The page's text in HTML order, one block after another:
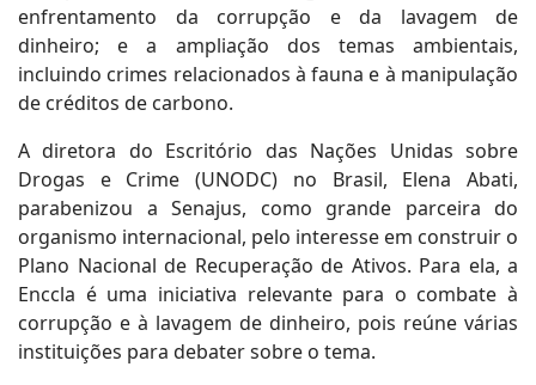
enfrentamento da corrupção e da lavagem de
dinheiro; e a ampliação dos temas ambientais,
incluindo crimes relacionados à fauna e à manipulação
de créditos de carbono.
A diretora do Escritório das Nações Unidas sobre
Drogas e Crime (UNODC) no Brasil, Elena Abati,
parabenizou a Senajus, como grande parceira do
organismo internacional, pelo interesse em construir o
Plano Nacional de Recuperação de Ativos. Para ela, a
Enccla é uma iniciativa relevante para o combate à
corrupção e à lavagem de dinheiro, pois reúne várias
instituições para debater sobre o tema.